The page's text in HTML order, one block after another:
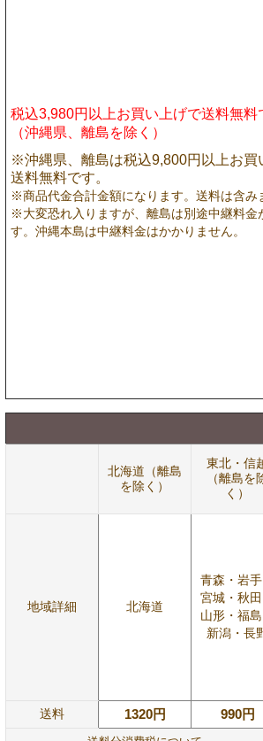
税込3,980円以上お買い上げで送料無料
（沖縄県、離島を除く）
※沖縄県、離島は税込9,800円以上お買
送料無料です。
※商品代金合計金額になります。送料は含み
※大変恐れ入りますが、離島は別途中継料金
す。沖縄本島は中継料金はかかりません。
北海道（離島
を除く）
東北・信
（離島を
く）
地域詳細 北海道
青森・岩手
宮城・秋田
山形・福島
新潟・長
送料 1320円 990円